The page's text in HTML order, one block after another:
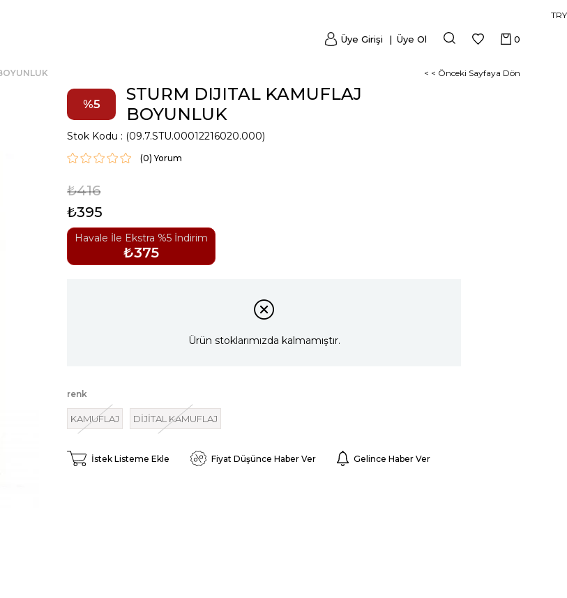
TRY
0
Üye Girişi Üye Ol
< < Önceki Sayfaya Dön
5
STURM DIJITAL KAMUFLAJ
BOYUNLUK
Stok Kodu (09.7.STU.00012216020.000)
(0)
₺416
₺395
Havale İle Ekstra %5 İndirim
₺375
Ürün stoklarımızda kalmamıştır.
renk
KAMUFLAJ DİJİTAL KAMUFLAJ
İstek Listeme Ekle Fiyat Düşünce Haber Ver Gelince Haber Ver